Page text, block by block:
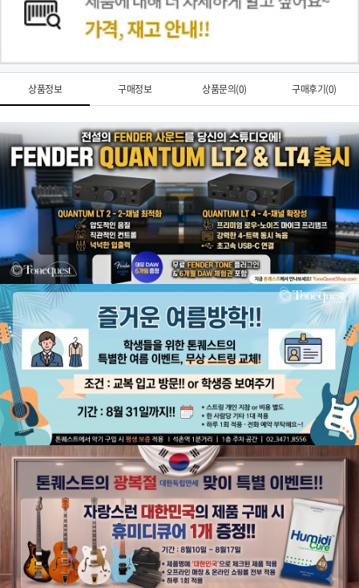
상품정보 구매정보 상품문의(0) 구매후기(0)